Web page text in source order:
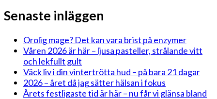
Senaste inläggen
Orolig mage? Det kan vara brist på enzymer
Våren 2026 är här – ljusa pasteller, strålande vitt
och lekfullt gult
Väck liv i din vintertrötta hud – på bara 21 dagar
2026 – året då jag sätter hälsan i fokus
Årets festligaste tid är här – nu får vi glänsa bland